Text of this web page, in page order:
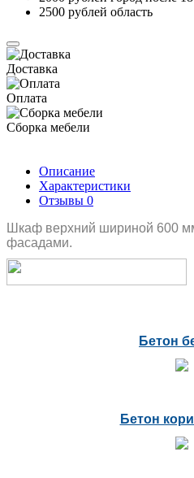
2500 рублей область
Доставка
Оплата
Сборка мебели
Описание
Характеристики
Отзывы 0
Шкаф верхний шириной 600
фасадами.
Бетон
Бетон